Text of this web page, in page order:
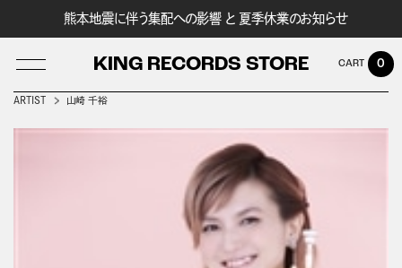
熊本地震に伴う集配への影響 と 夏季休業のお知らせ
KING RECORDS STORE 0
ARTIST 山崎 千裕